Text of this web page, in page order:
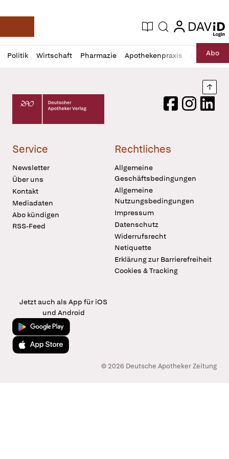
Deutsche Apotheker Zeitung
Aktuelle Ausgabe
Suche login
login
Politik Wirtschaft Pharmazie Apothekenpraxis RechtAbo
Profil
öffnen
Daz
Pur
Deutscher Apotheker Verlag Logo
FacebookInstagram
Service
Newsletter
Über uns
Kontakt
Mediadaten
Abo kündigen
RSS-Feed
Rechtliches
Allgemeine
Geschäftsbedingungen
Allgemeine
Nutzungsbedingungen
Impressum
Datenschutz
Widerrufsrecht
Netiquette
Erklärung zur Barrierefreiheit
Cookies & Tracking
Jetzt auch als App für iOS
und Android
Jetzt bei Google Play
Laden im App Store
© 2026 Deutsche Apotheker Zeitung